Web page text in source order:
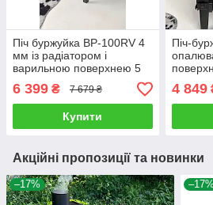
Піч буржуйка BP-100RV 4
мм із радіатором і
варильною поверхнею 5
мм
6 399 ₴ 7 679 ₴
Купити
Піч-
4 849
Акційні пропозиції та новинки
–17% –17%